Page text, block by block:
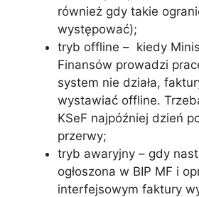
również gdy takie
występować);
tryb offline – kiedy
Finansów prowadzi
system nie działa,
wystawiać offline.
KSeF najpóźniej dzień
przerwy;
tryb awaryjny – gdy
ogłoszona w BIP MF i
interfejsowym faktury